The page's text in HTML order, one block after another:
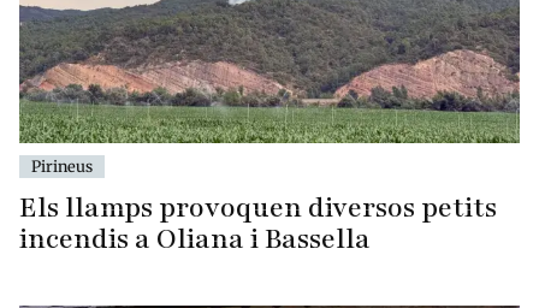
Pirineus
Els llamps provoquen diversos petits
incendis a Oliana i Bassella